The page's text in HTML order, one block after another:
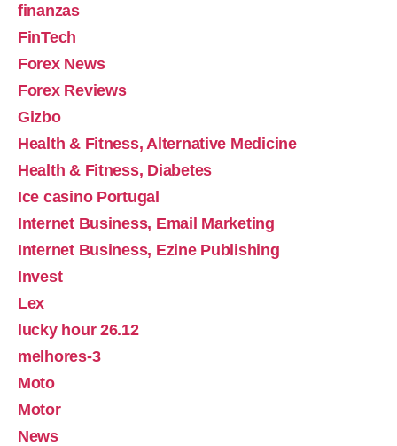
finanzas
FinTech
Forex News
Forex Reviews
Gizbo
Health & Fitness, Alternative Medicine
Health & Fitness, Diabetes
Ice casino Portugal
Internet Business, Email Marketing
Internet Business, Ezine Publishing
Invest
Lex
lucky hour 26.12
melhores-3
Moto
Motor
News